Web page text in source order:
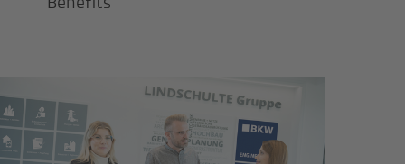
Stellenangebote